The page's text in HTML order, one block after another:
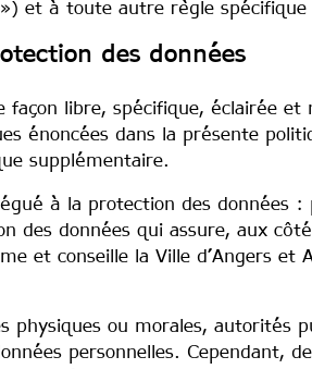
et à toute autre règle
des données
façon libre, spécifique, éclairée
énoncées dans la présente
supplémentaire.
à la protection des données :
des données qui assure, aux
et conseille la Ville d’Angers
physiques ou morales, autorités
personnelles. Cependant,